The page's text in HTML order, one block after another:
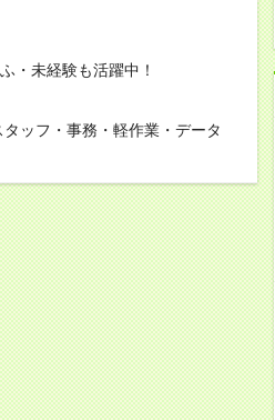
・未経験も活躍中！
ッフ・事務・軽作業・データ